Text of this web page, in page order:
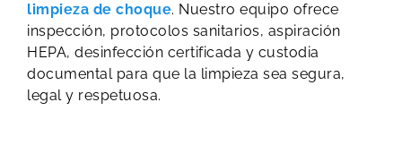
limpieza de choque. Nuestro equipo ofrece
inspección, protocolos sanitarios, aspiración
HEPA, desinfección certificada y custodia
documental para que la limpieza sea segura,
legal y respetuosa.